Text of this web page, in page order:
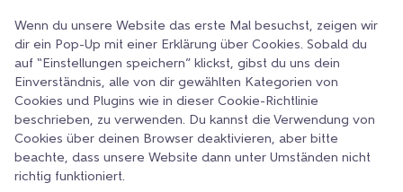
Wenn du unsere Website das erste Mal besuchst, zeigen wir
dir ein Pop-Up mit einer Erklärung über Cookies. Sobald du
auf “Einstellungen speichern” klickst, gibst du uns dein
Einverständnis, alle von dir gewählten Kategorien von
Cookies und Plugins wie in dieser Cookie-Richtlinie
beschrieben, zu verwenden. Du kannst die Verwendung von
Cookies über deinen Browser deaktivieren, aber bitte
beachte, dass unsere Website dann unter Umständen nicht
richtig funktioniert.